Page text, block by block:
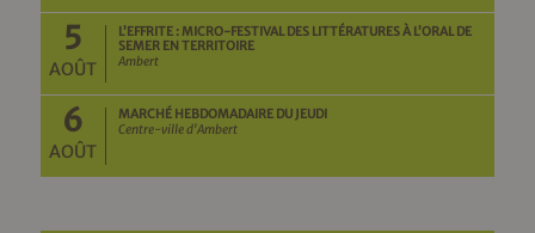
5
AOÛT
L’EFFRITE : MICRO-FESTIVAL DES LITTÉRATURES À L’ORAL DE
SEMER EN TERRITOIRE
Ambert
6
AOÛT
MARCHÉ HEBDOMADAIRE DU JEUDI
Centre-ville d'Ambert